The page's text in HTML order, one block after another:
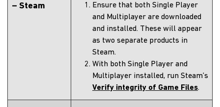
– Steam
Ensure that both Single Player
and Multiplayer are downloaded
and installed. These will appear
as two separate products in
Steam.
With both Single Player and
Multiplayer installed, run Steam’s
Verify integrity of Game Files.